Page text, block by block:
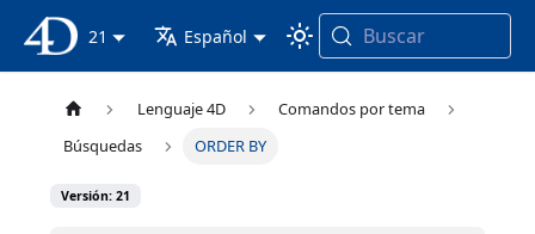
Documentación 4D
21 Español Buscar
Lenguaje 4D
Comandos por tema
Búsquedas
ORDER BY
Versión: 21